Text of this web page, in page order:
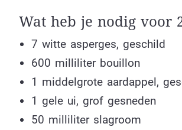
Wat heb je nodig voor
7 witte asperges, geschild
600 milliliter bouillon
1 middelgrote aardappel,
1 gele ui, grof gesneden
50 milliliter slagroom